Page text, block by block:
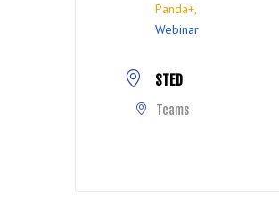
Panda+,
Webinar
STED
Teams